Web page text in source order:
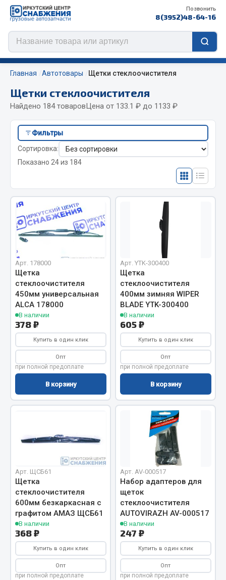
Позвонить
8(3952)48-64-16
Цепи противоскольжения
ЦЕПИ РОССИЯ
ЦЕПИ BOHU (Китай)
Изготовление цепей на колеса BOHU
Весь раздел
Отопители салона, подогреватели
Автономные воздушные отопители
Жидкостные подогреватели
Отопители салона
Подогреватели тосола
Весь раздел
Автотовары
Автокаталоги
Аксессуары автомобильные
Вентиляторы кабины
Показать ещё
Весь раздел
Смазочные материалы
Масла
Охладжающие жидкости
Главная Автотовары Щетки стеклоочистителя
Щетки стеклоочистителя
Найдено 184 товаровЦена от 133.1 ₽ до 1133 ₽
Фильтры
Сортировка:
Показано 24 из 184
Арт. 178000
Щетка
стеклоочистителя
450мм универсальная
ALCA 178000
В наличии
378 ₽
Купить в один клик
Опт
при полной предоплате
В корзину
Арт. YTK-300400
Щетка
стеклоочистителя
400мм зимняя WIPER
BLADE YTK-300400
В наличии
605 ₽
Купить в один клик
Опт
при полной предоплате
В корзину
Арт. ЩСБ61
Щетка
стеклоочистителя
600мм безкаркасная с
графитом АМАЗ ЩСБ61
В наличии
368 ₽
Купить в один клик
Опт
при полной предоплате
Арт. AV-000517
Набор адаптеров для
щеток
стеклоочистителя
AUTOVIRAZH AV-000517
В наличии
247 ₽
Купить в один клик
Опт
при полной предоплате